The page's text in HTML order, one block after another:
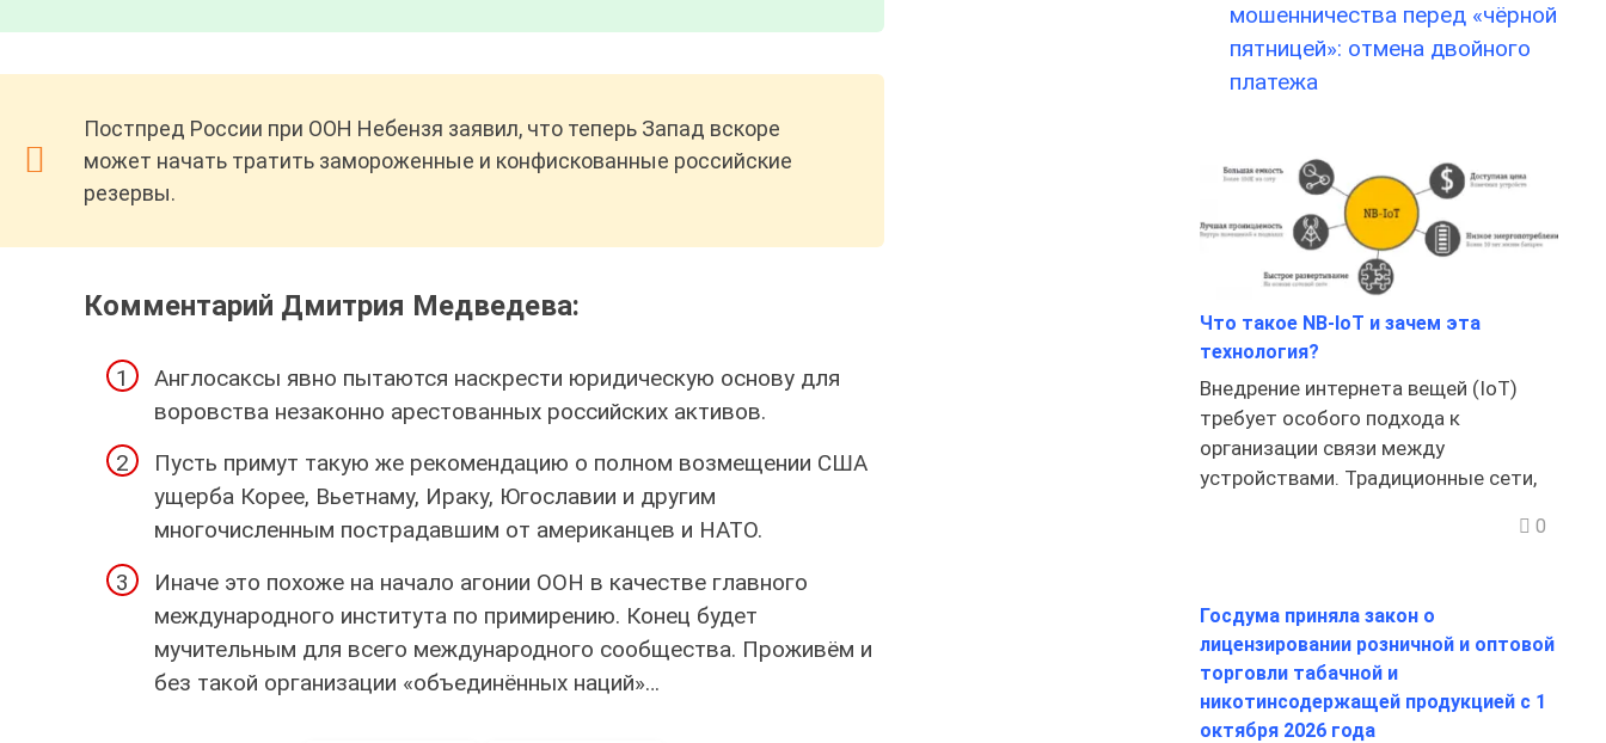
Постпред России при ООН Небензя заявил, что теперь Запад вскоре
может начать тратить замороженные и конфискованные российские
резервы.
Комментарий Дмитрия Медведева:
Англосаксы явно пытаются наскрести юридическую основу для
воровства незаконно арестованных российских активов.
Пусть примут такую же рекомендацию о полном возмещении США
ущерба Корее, Вьетнаму, Ираку, Югославии и другим
многочисленным пострадавшим от американцев и НАТО.
Иначе это похоже на начало агонии ООН в качестве главного
международного института по примирению. Конец будет
мучительным для всего международного сообщества. Проживём и
без такой организации «объединённых наций»…
мошенничества перед «чёрной
пятницей»: отмена двойного
платежа
Что такое NB-IoT и зачем эта
технология?
Внедрение интернета вещей (IoT)
требует особого подхода к
организации связи между
устройствами. Традиционные сети,
0
Госдума приняла закон о
лицензировании розничной и оптовой
торговли табачной и
никотинсодержащей продукцией с 1
октября 2026 года